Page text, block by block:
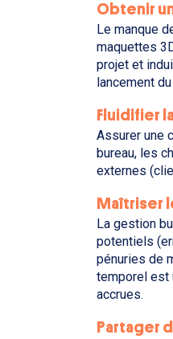
Obtenir
Le manque
maquettes
projet et
lancement
Fluidifier
Assurer une
bureau, les
externes
Maîtriser
La gestion
potentiels
pénuries de
temporel est
accrues.
Partager